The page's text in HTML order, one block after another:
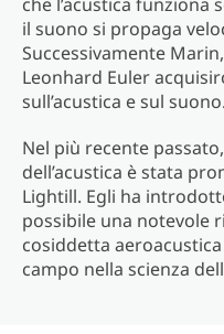
il suono si propaga
Successivamente
Leonhard Euler
sull’acustica e sul suono.
Nel più recente
dell’acustica è stata
Lightill. Egli ha
possibile una notevole
cosiddetta
campo nella scienza